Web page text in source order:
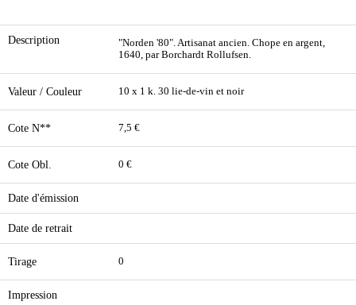
Description
"Norden '80". Artisanat ancien. Chope en argent,
1640, par Borchardt Rollufsen.
Valeur / Couleur 10 x 1 k. 30 lie-de-vin et noir
Cote N** 7,5 €
Cote Obl. 0 €
Date d'émission
Date de retrait
Tirage 0
Impression